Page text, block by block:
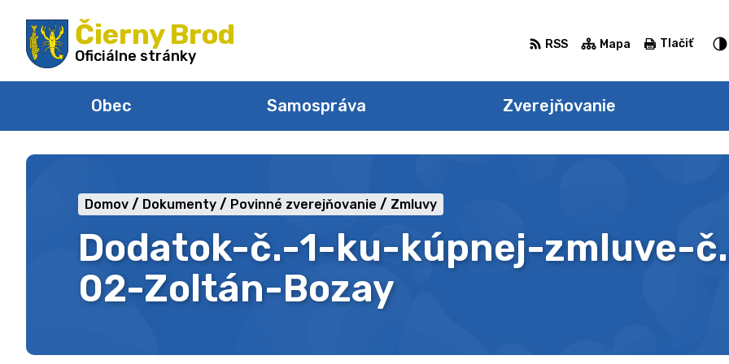
na
obsah
Čierny Brod
Oficiálne stránky
Obec Samospráva Zverejňovanie
RSS Mapa Tlačiť
Dodatok-č.-1-ku-kúpnej-zmluve-
02-Zoltán-Bozay
Domov Dokumenty Povinné zverejňovanie Zmluvy